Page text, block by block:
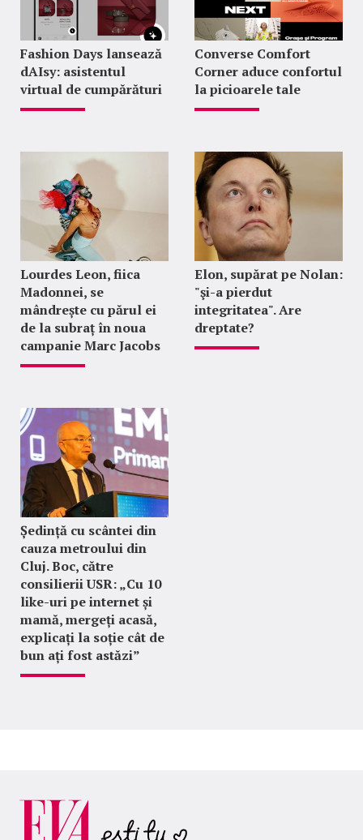
Fashion Days lansează
dAIsy: asistentul
virtual de cumpărături
Converse Comfort
Corner aduce confortul
la picioarele tale
Lourdes Leon, fiica
Madonnei, se
mândrește cu părul ei
de la subraț în noua
campanie Marc Jacobs
Elon, supărat pe Nolan:
"şi-a pierdut
integritatea". Are
dreptate?
Ședință cu scântei din
cauza metroului din
Cluj. Boc, către
consilierii USR: „Cu 10
like-uri pe internet și
mamă, mergeți acasă,
explicați la soție cât de
bun ați fost astăzi”